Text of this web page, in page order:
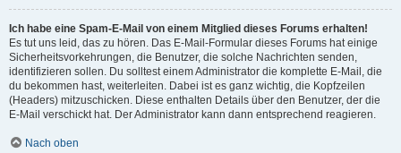
Ich habe eine Spam-E-Mail von einem Mitglied dieses Forums erhalten!
Es tut uns leid, das zu hören. Das E-Mail-Formular dieses Forums hat einige
Sicherheitsvorkehrungen, die Benutzer, die solche Nachrichten senden,
identifizieren sollen. Du solltest einem Administrator die komplette E-Mail, die
du bekommen hast, weiterleiten. Dabei ist es ganz wichtig, die Kopfzeilen
(Headers) mitzuschicken. Diese enthalten Details über den Benutzer, der die
E-Mail verschickt hat. Der Administrator kann dann entsprechend reagieren.
Nach oben